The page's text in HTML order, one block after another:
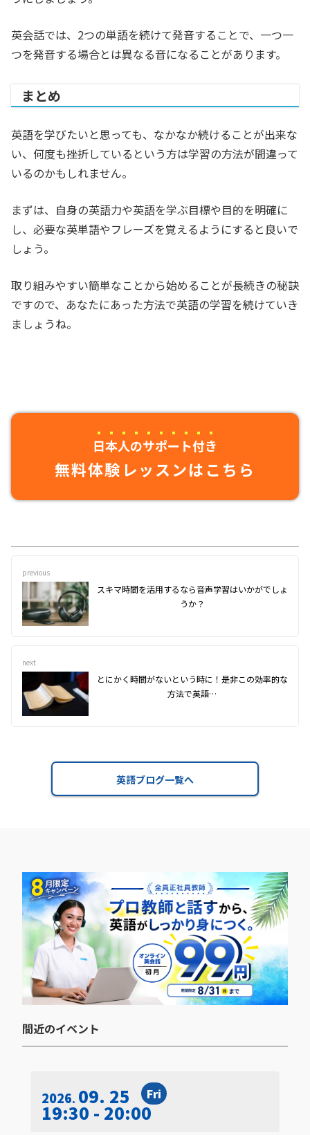
英会話では、2つの単語を続けて発音することで、一つ一
つを発音する場合とは異なる音になることがあります。
まとめ
英語を学びたいと思っても、なかなか続けることが出来な
い、何度も挫折しているという方は学習の方法が間違って
いるのかもしれません。
まずは、自身の英語力や英語を学ぶ目標や目的を明確に
し、必要な英単語やフレーズを覚えるようにすると良いで
しょう。
取り組みやすい簡単なことから始めることが長続きの秘訣
ですので、あなたにあった方法で英語の学習を続けていき
ましょうね。
日本人のサポート付き
無料体験レッスンはこちら
previous
スキマ時間を活用するなら音声学習はいかがでしょ
うか？
next
とにかく時間がないという時に！是非この効率的な
方法で英語…
英語ブログ一覧へ
間近のイベント​
2026 09. 25 Fri
19:30 - 20:00